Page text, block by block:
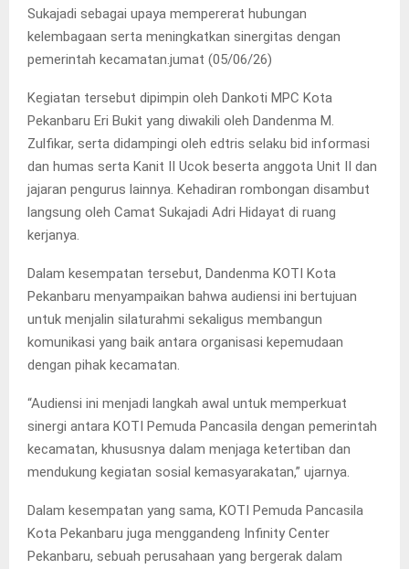
Sukajadi sebagai upaya mempererat hubungan
kelembagaan serta meningkatkan sinergitas dengan
pemerintah kecamatan.jumat (05/06/26)
Kegiatan tersebut dipimpin oleh Dankoti MPC Kota
Pekanbaru Eri Bukit yang diwakili oleh Dandenma M.
Zulfikar, serta didampingi oleh edtris selaku bid informasi
dan humas serta Kanit II Ucok beserta anggota Unit II dan
jajaran pengurus lainnya. Kehadiran rombongan disambut
langsung oleh Camat Sukajadi Adri Hidayat di ruang
kerjanya.
Dalam kesempatan tersebut, Dandenma KOTI Kota
Pekanbaru menyampaikan bahwa audiensi ini bertujuan
untuk menjalin silaturahmi sekaligus membangun
komunikasi yang baik antara organisasi kepemudaan
dengan pihak kecamatan.
“Audiensi ini menjadi langkah awal untuk memperkuat
sinergi antara KOTI Pemuda Pancasila dengan pemerintah
kecamatan, khususnya dalam menjaga ketertiban dan
mendukung kegiatan sosial kemasyarakatan,” ujarnya.
Dalam kesempatan yang sama, KOTI Pemuda Pancasila
Kota Pekanbaru juga menggandeng Infinity Center
Pekanbaru, sebuah perusahaan yang bergerak dalam